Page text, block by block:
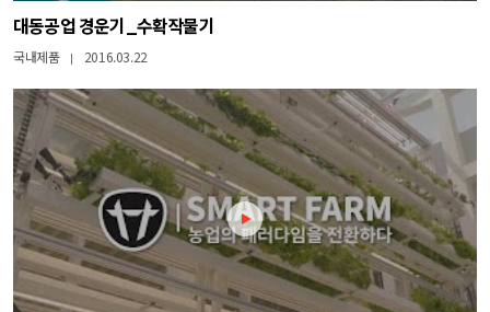
대동공업 경운기_수확작물기
국내제품 | 2016.03.22